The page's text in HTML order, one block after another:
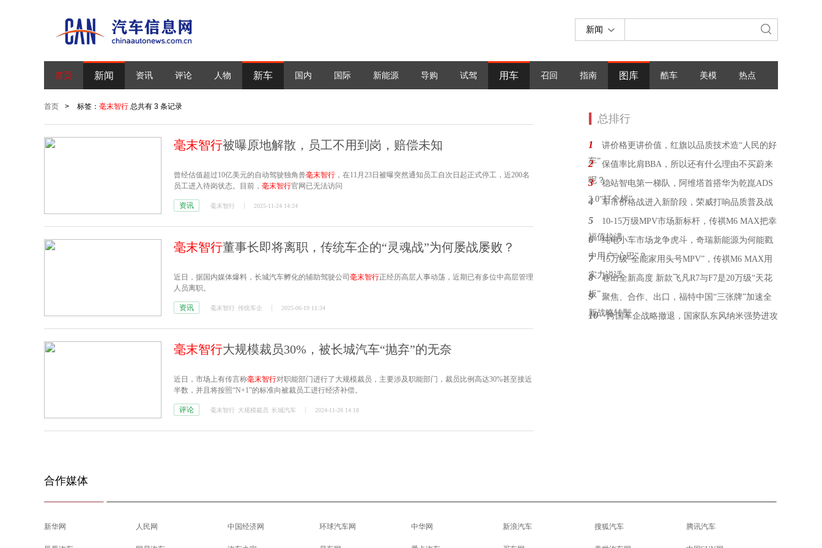
新闻
首页 新闻 资讯 评论 人物 新车 国内 国际 新能源 导购 试驾 用车 召回 指南 图库 酷车 美模 热点
首页 > 标签： 毫末智行 总共有 3 条记录
毫末智行被曝原地解散，员工不用到岗，赔偿未知
曾经估值超过10亿美元的自动驾驶独角兽毫末智行 ，在11月23日被曝突然通知员工自次日起正式停工，近200名
员工进入待岗状态。目前， 毫末智行官网已无法访问
资讯 毫末智行 2025-11-24 14:24
毫末智行董事长即将离职，传统车企的“灵魂战”为何屡战屡败？
近日，据国内媒体爆料，长城汽车孵化的辅助驾驶公司 毫末智行正经历高层人事动荡，近期已有多位中高层管理
人员离职。
资讯 毫末智行 传统车企 2025-06-19 11:34
毫末智行大规模裁员30%，被长城汽车“抛弃”的无奈
近日，市场上有传言称毫末智行对职能部门进行了大规模裁员，主要涉及职能部门，裁员比例高达30%甚至接近
半数，并且将按照“N+1”的标准向被裁员工进行经济补偿。
评论 毫末智行 大规模裁员 长城汽车 2024-11-28 14:18
总排行
1
讲价格更讲价值，红旗以品质技术造“人民的好
车”
2
保值率比肩BBA，所以还有什么理由不买蔚来
呢？
3
稳站智电第一梯队，阿维塔首搭华为乾崑ADS
3.0“打个样”
4 车市价格战进入新阶段，荣威打响品质普及战
5
10-15万级MPV市场新标杆，传祺M6 MAX把幸
福值拉满
6
纯电小车市场龙争虎斗，奇瑞新能源为何能戳
中用户“心巴”？
7
15万级“全能家用头号MPV”，传祺M6 MAX用
实力说话
8
卷出全新高度 新款飞凡R7与F7是20万级“天花
板”
9
聚焦、合作、出口，福特中国“三张牌”加速全
新战略转型
10 跨国车企战略撤退，国家队东风纳米强势进攻
合作媒体
新华网 人民网 中国经济网 环球汽车网 中华网 新浪汽车 搜狐汽车 腾讯汽车